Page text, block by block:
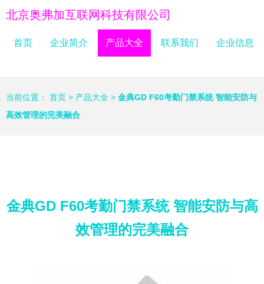
北京奥弗加互联网科技有限公司
首页 企业简介 产品大全 联系我们 企业信息
当前位置： 首页 > 产品大全 > 金典GD F60考勤门禁系统 智能安防与
高效管理的完美融合
金典GD F60考勤门禁系统 智能安防与高
效管理的完美融合